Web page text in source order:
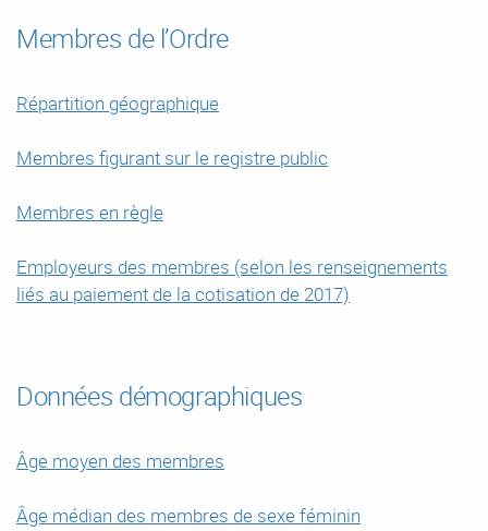
Membres de l’Ordre
Répartition géographique
Membres figurant sur le registre public
Membres en règle
Employeurs des membres (selon les renseignements
liés au paiement de la cotisation de 2017)
Données démographiques
Âge moyen des membres
Âge médian des membres de sexe féminin